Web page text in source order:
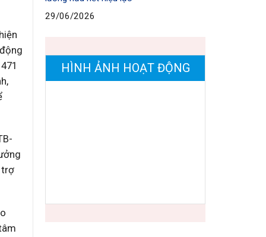
trợ
29/06/2026
HÌNH ẢNH HOẠT ĐỘNG